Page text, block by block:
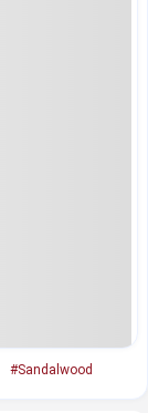
#Sandalwood